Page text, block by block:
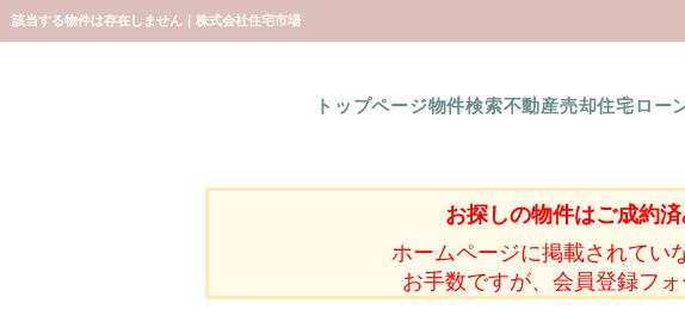
該当する物件は存在しません｜株式会社住宅市場
トップページ物件検索不動産売却住宅ロー
お探しの物件はご成約済
ホームページに掲載されてい
お手数ですが、会員登録フ